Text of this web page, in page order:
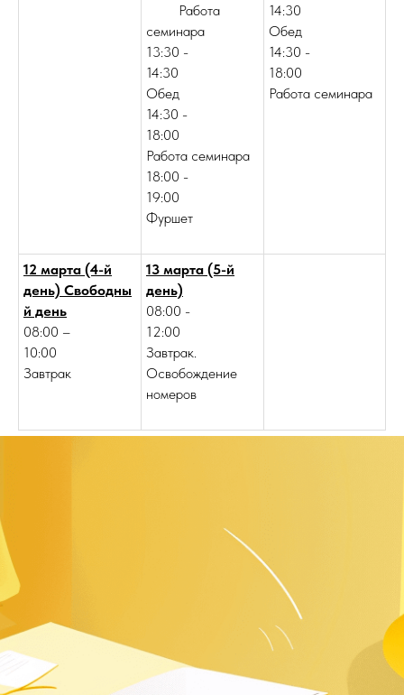
Работа
семинара
13:30 -
14:30
Обед
14:30 -
18:00
Работа семинара
18:00 -
19:00
Фуршет
14:30
Обед
14:30 -
18:00
Работа семинара
12 марта (4-й
день) Свободны
й день
08:00 –
10:00
Завтрак
13 марта (5-й
день)
08:00 -
12:00
Завтрак.
Освобождение
номеров